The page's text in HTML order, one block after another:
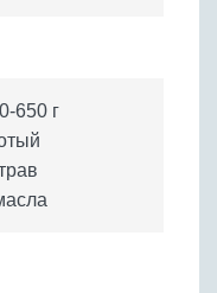
650 г